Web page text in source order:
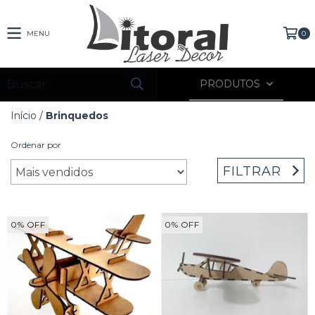
MENU 0
PRODUTOS
Início / Brinquedos
Ordenar por
FILTRAR
0% OFF 0% OFF